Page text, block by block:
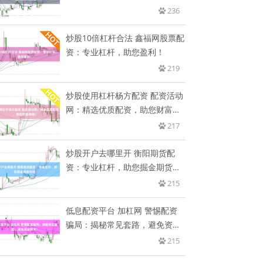
236
炒股10倍杠杆合法 鑫福网股票配
资：专业杠杆，助您盈利！
219
炒股使用杠杆杨方配资 配资活动
网：精选优质配资，助您财富增
217
炒股开户去哪里开 衡阳期货配
资：专业杠杆，助您掘金期货市
215
低息配资平台 加杠网 警惕配资
骗局：揭秘常见套路，避免资金
215